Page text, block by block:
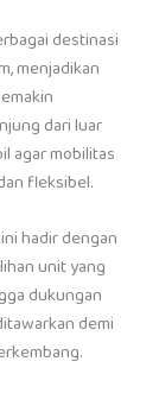
destinasi
menjadikan
dari luar
agar mobilitas
fleksibel.
hadir dengan
unit yang
dukungan
demi